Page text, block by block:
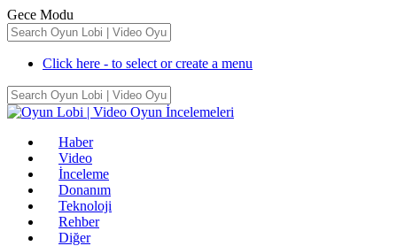
Gece Modu
Click here - to select or create a menu
Haber
Video
İnceleme
Donanım
Teknoloji
Rehber
Diğer